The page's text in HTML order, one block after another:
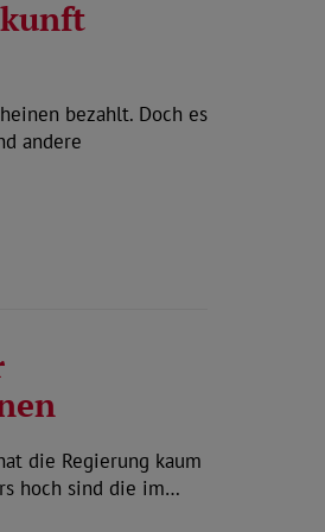
bezahlt. Doch es
andere
die Regierung kaum
hoch sind die im…